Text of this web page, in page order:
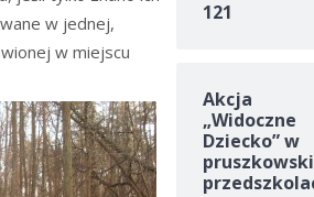
w jednej,
w miejscu
121
Akcja
„Widoczne
Dziecko” w